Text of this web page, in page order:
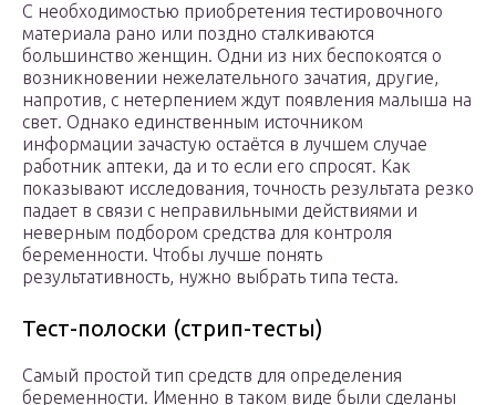
С необходимостью приобретения тестировочного
материала рано или поздно сталкиваются
большинство женщин. Одни из них беспокоятся о
возникновении нежелательного зачатия, другие,
напротив, с нетерпением ждут появления малыша на
свет. Однако единственным источником
информации зачастую остаётся в лучшем случае
работник аптеки, да и то если его спросят. Как
показывают исследования, точность результата резко
падает в связи с неправильными действиями и
неверным подбором средства для контроля
беременности. Чтобы лучше понять
результативность, нужно выбрать типа теста.
Тест-полоски (стрип-тесты)
Самый простой тип средств для определения
беременности. Именно в таком виде были сделаны